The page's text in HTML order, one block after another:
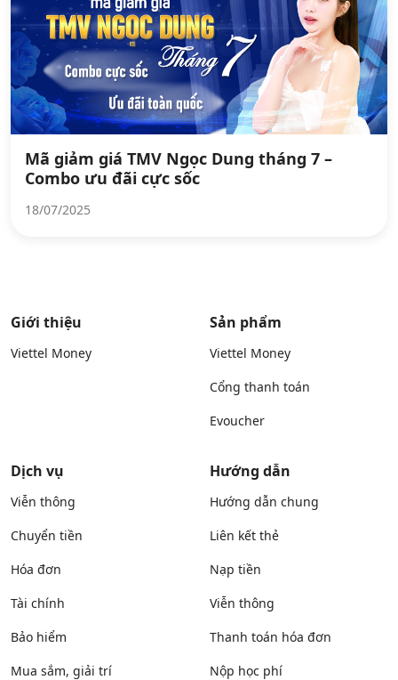
Mã giảm giá TMV Ngọc Dung tháng 7 –
Combo ưu đãi cực sốc
18/07/2025
Giới thiệu
Viettel Money
Sản phẩm
Viettel Money
Cổng thanh toán
Evoucher
Dịch vụ
Viễn thông
Chuyển tiền
Hóa đơn
Tài chính
Bảo hiểm
Mua sắm, giải trí
Hướng dẫn
Hướng dẫn chung
Liên kết thẻ
Nạp tiền
Viễn thông
Thanh toán hóa đơn
Nộp học phí